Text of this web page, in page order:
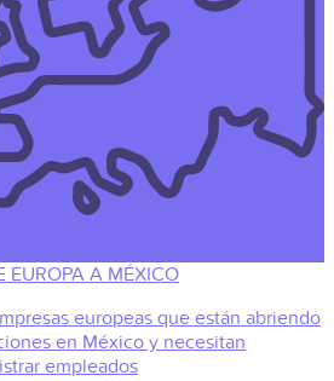
EUROPA A MÉXICO
europeas que están abriendo
en México y necesitan
empleados